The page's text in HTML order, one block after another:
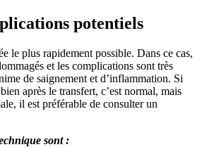
potentiels
le plus rapidement possible. Dans ce cas,
et les complications sont très
de saignement et d’inflammation. Si
après le transfert, c’est normal, mais
il est préférable de consulter un
sont :